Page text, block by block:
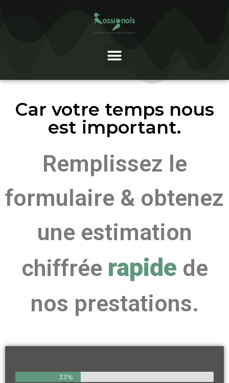
Car votre temps nous
est important.
Remplissez le
formulaire & obtenez
une estimation
chiffrée rapide de
nos prestations.
33%